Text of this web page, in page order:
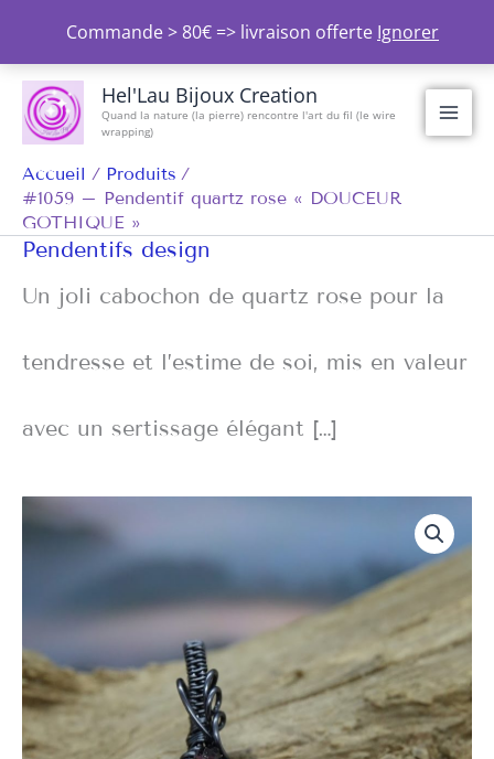
Commande > 80€ => livraison offerte Ignorer
contenu
Hel'Lau Bijoux Creation
Quand la nature (la pierre) rencontre l'art du fil (le wire
wrapping)
Accueil
Produits
#1059 – Pendentif quartz rose « DOUCEUR
GOTHIQUE »
Pendentifs design
Un joli cabochon de quartz rose pour la
tendresse et l’estime de soi, mis en valeur
avec un sertissage élégant […]